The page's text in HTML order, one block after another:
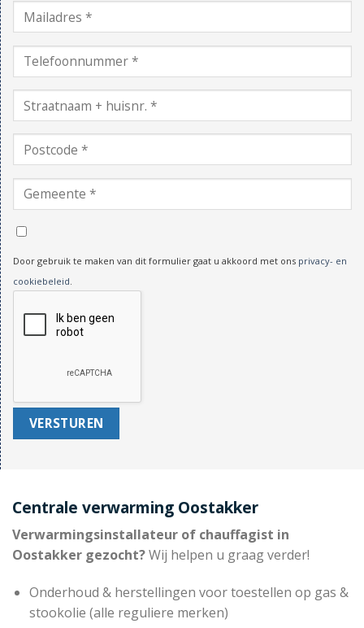
Door gebruik te maken van dit formulier gaat u akkoord met ons privacy- en
cookiebeleid.
Centrale verwarming Oostakker
Verwarmingsinstallateur of chauffagist in
Oostakker gezocht?Wij helpen u graag verder!
Onderhoud & herstellingen voor toestellen op gas &
stookolie (alle reguliere merken)